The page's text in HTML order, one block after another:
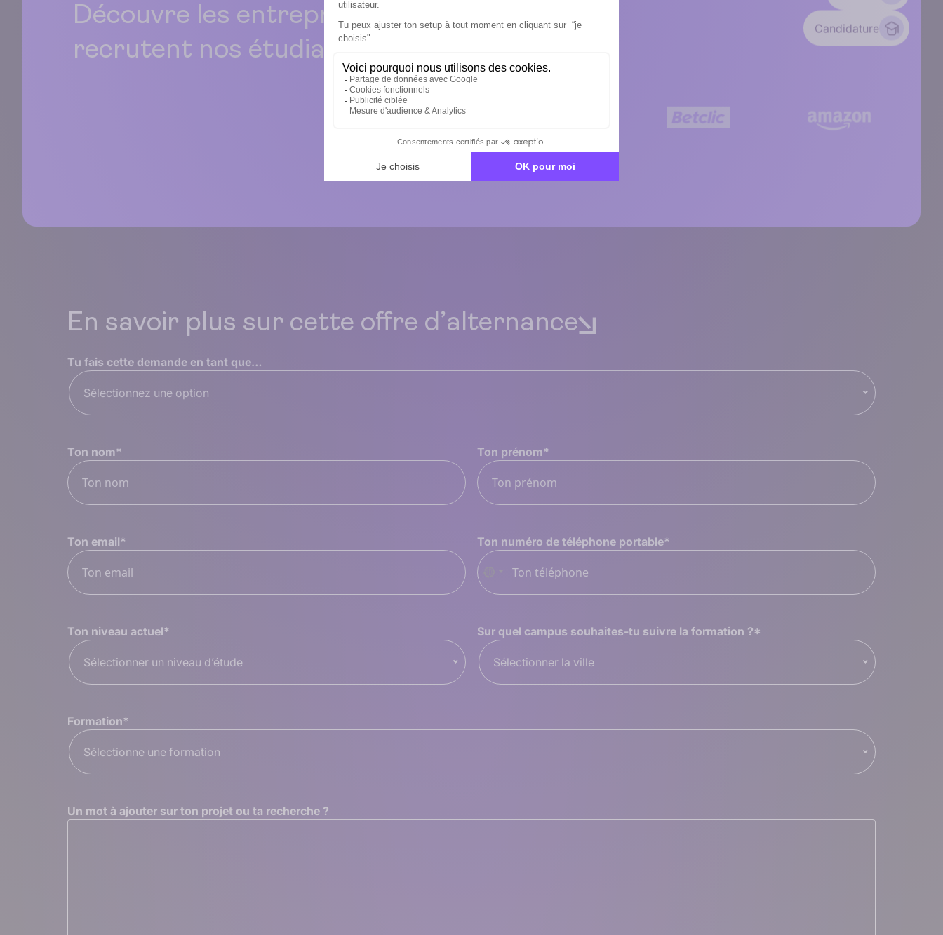
Candidature
Découvre les entreprises qui
recrutent nos étudiants
En savoir plus sur cette offre d’alternance
Tu fais cette demande en tant que…
Sélectionnez une option
Ton nom* Ton prénom*
Ton email* Ton numéro de téléphone portable*
Aucun
pays
Ton niveau actuel*
Sélectionner un niveau d’étude
Sur quel campus souhaites-tu suivre la formation ?*
Sélectionner la ville
Formation*
Sélectionne une formation
Un mot à ajouter sur ton projet ou ta recherche ?